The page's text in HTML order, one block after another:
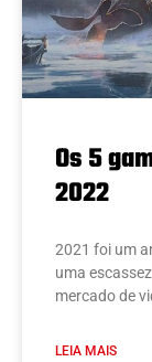
Os 5
2022
2021 foi um
uma
mercado de
LEIA MAIS